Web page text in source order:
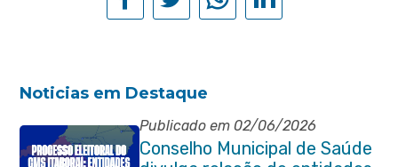
Noticias em Destaque
Publicado em 02/06/2026
Conselho Municipal de Saúde